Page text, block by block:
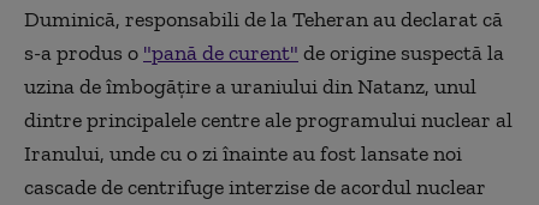
Duminică, responsabili de la Teheran au declarat că
s-a produs o "pană de curent" de origine suspectă la
uzina de îmbogăţire a uraniului din Natanz, unul
dintre principalele centre ale programului nuclear al
Iranului, unde cu o zi înainte au fost lansate noi
cascade de centrifuge interzise de acordul nuclear